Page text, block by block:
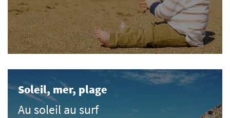
Soleil, mer, plage
Au soleil au surf